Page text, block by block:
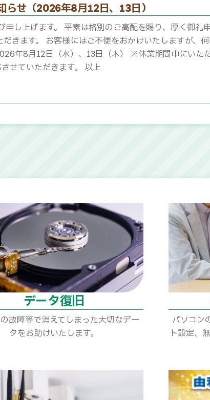
らせ（2026年8月12日、13日）
し上げます。 平素は格別のご高配を賜り、厚く御礼
きます。 お客様にはご不便をおかけいたしますが、
年8月12日（水）、13日（木） ※休業期間中にいた
せていただきます。 以上
データ復旧
故障等で消えてしまった大切なデー
タをお助けいたします。
パソコン
ト設定、